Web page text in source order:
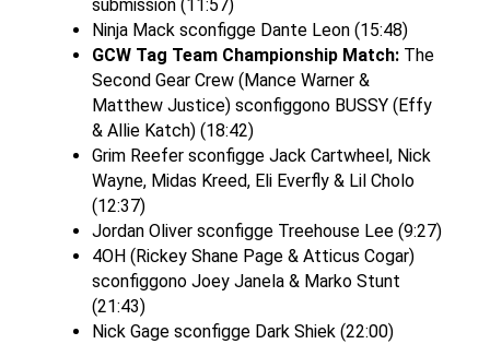
submission (11:57)
Ninja Mack sconfigge Dante Leon (15:48)
GCW Tag Team Championship Match:The
Second Gear Crew (Mance Warner &
Matthew Justice) sconfiggono BUSSY (Effy
& Allie Katch) (18:42)
Grim Reefer sconfigge Jack Cartwheel, Nick
Wayne, Midas Kreed, Eli Everfly & Lil Cholo
(12:37)
Jordan Oliver sconfigge Treehouse Lee (9:27)
4OH (Rickey Shane Page & Atticus Cogar)
sconfiggono Joey Janela & Marko Stunt
(21:43)
Nick Gage sconfigge Dark Shiek (22:00)